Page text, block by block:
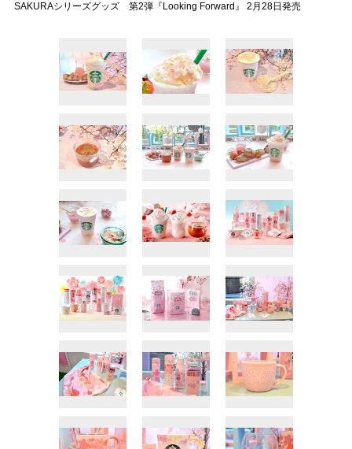
SAKURAシリーズグッズ 第2弾『Looking Forward』 2月28日発売